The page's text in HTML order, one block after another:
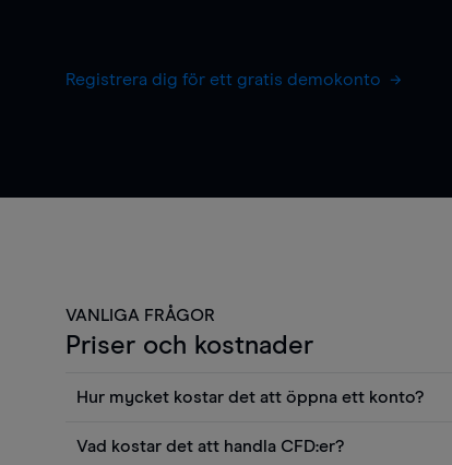
Registrera dig för ett gratis demokonto
VANLIGA FRÅGOR
Priser och kostnader
Hur mycket kostar det att öppna ett konto?
Vad kostar det att handla CFD:er?